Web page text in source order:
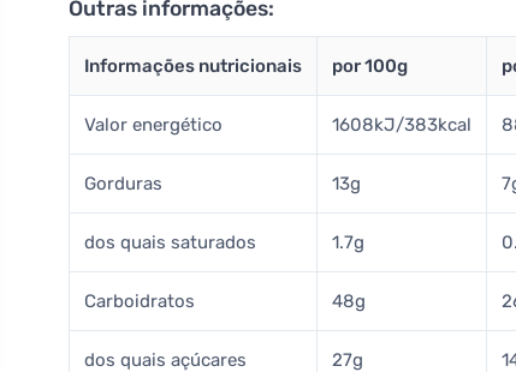
Outras informações:
Informações nutricionais por 100g
Valor energético 1608kJ/383kcal
Gorduras 13g
dos quais saturados 1.7g
Carboidratos 48g
dos quais açúcares 27g